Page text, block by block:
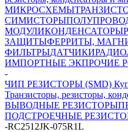
МИКРОСХЕМЫ
СИМИСТОРЫ
МОДУЛИКОНДЕНСАТОРЫ
ЗАЩИТЫФЕРРИТЫ,
ФИЛЬТРЫДАТЧИКИ
ИМПОРТНЫЕ ЭКПРОЧИЕ
-
ЧИП РЕЗИСТОРЫ (SMD)
Транзисторы, резисторы,
ВЫВОДНЫЕ РЕЗИСТОРЫ
ПОДСТРОЕЧНЫЕ
-RC2512JK-075R1L